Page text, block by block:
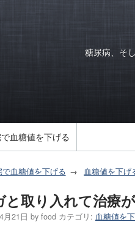
糖尿病、そ
血糖値を下げる
で血糖値を下げる 血糖値を下げ
と取り入れて治療
月21日 by food カテゴリ: 血糖値を